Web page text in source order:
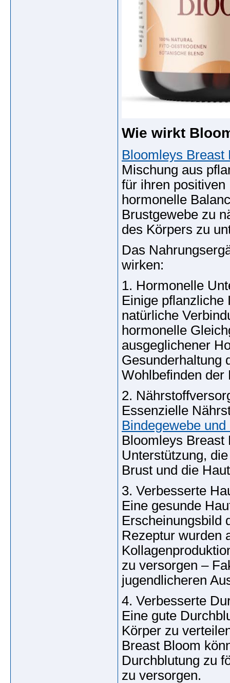
Wie wirkt
Bloomleys Breast
Mischung aus
für ihren positiven
hormonelle
Brustgewebe zu
des Körpers zu
Das
wirken:
1. Hormonelle
Einige pflanzliche
natürliche
hormonelle
ausgeglichener
Gesunderhaltung
Wohlbefinden der
2.
Essenzielle
Bindegewebe
Bloomleys Breast
Unterstützung,
Brust und die
3. Verbesserte
Eine gesunde
Erscheinungsbild
Rezeptur wurden
zu versorgen –
jugendlicheren
4. Verbesserte
Eine gute
Körper zu
Breast Bloom
Durchblutung zu
zu versorgen.